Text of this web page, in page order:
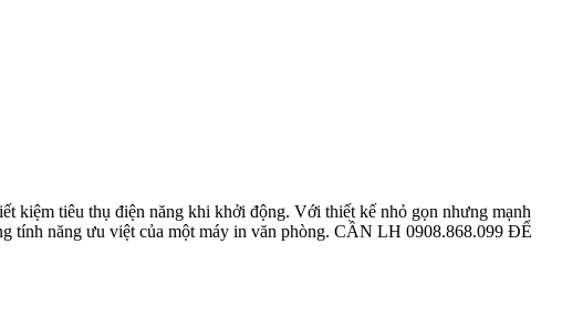
kiệm tiêu thụ điện năng khi khởi động. Với thiết kế nhỏ gọn nhưng mạnh
tính năng ưu việt của một máy in văn phòng. CẦN LH 0908.868.099 ĐỂ